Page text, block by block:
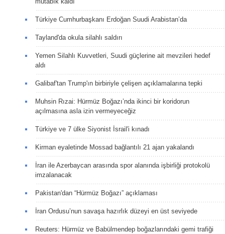
Türkiye Cumhurbaşkanı Erdoğan Suudi Arabistan’da
Tayland'da okula silahlı saldırı
Yemen Silahlı Kuvvetleri, Suudi güçlerine ait mevzileri hedef
aldı
Galibaf'tan Trump'ın birbiriyle çelişen açıklamalarına tepki
Muhsin Rızai: Hürmüz Boğazı’nda ikinci bir koridorun
açılmasına asla izin vermeyeceğiz
Türkiye ve 7 ülke Siyonist İsrail'i kınadı
Kirman eyaletinde Mossad bağlantılı 21 ajan yakalandı
İran ile Azerbaycan arasında spor alanında işbirliği protokolü
imzalanacak
Pakistan'dan “Hürmüz Boğazı” açıklaması
İran Ordusu’nun savaşa hazırlık düzeyi en üst seviyede
Reuters: Hürmüz ve Babülmendep boğazlarındaki gemi trafiği